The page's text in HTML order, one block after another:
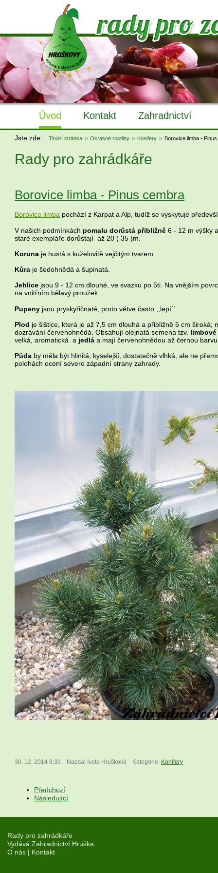
Rady pro zahrádkáře
Borovice limba - Pinus cembra
Borovice limba pochází z Karpat a Alp, tudíž se vyskytuje
V našich podmínkách pomalu dorůstá přibližně 6 - 12 m výšky
staré exempláře dorůstají až 20 ( 35 )m.
Koruna je hustá s kuželovitě vejčitým tvarem.
Kůra je šedohnědá a šupinatá.
Jehlice jsou 9 - 12 cm dlouhé, ve svazku po 5ti. Na vnějším
na vnitřním bělavý proužek.
Pupeny jsou pryskyřičnaté, proto větve často ,,lepí´´ .
Plod je šištice, která je až 7,5 cm dlouhá a přibližně 5 cm široká;
dozrávání červenohnědá. Obsahují olejnatá semena tzv.
velká, aromatická a jedlá a mají červenohnědou až černou
Půda by měla být hlinitá, kyselejší, dostatečně vlhká, ale ne
polohách ocení severo západní strany zahrady.
30. 12. 2014 8:33 Napsal Iveta Hrušková Kategorie: Konifery
Předchozí
Následující
Jste zde: Titulní stránka Okrasné rostliny Konifery Borovice limba -
Úvod Kontakt Zahradnictví
Rady pro zahrádkáře
Vydává Zahradnictví Hruška
O nás | Kontakt